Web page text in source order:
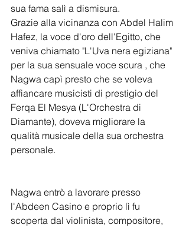
sua fama salì a dismisura.
Grazie alla vicinanza con Abdel Halim
Hafez, la voce d'oro dell'Egitto, che
veniva chiamato "L'Uva nera egiziana"
per la sua sensuale voce scura , che
Nagwa capì presto che se voleva
affiancare musicisti di prestigio del
Ferqa El Mesya (L'Orchestra di
Diamante), doveva migliorare la
qualità musicale della sua orchestra
personale.
Nagwa entrò a lavorare presso
l'Abdeen Casino e proprio lì fu
scoperta dal violinista, compositore,